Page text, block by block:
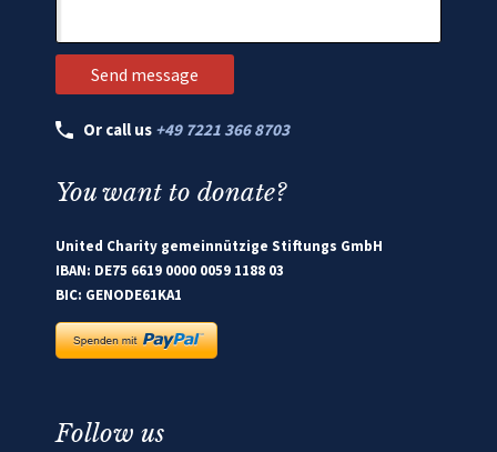
Or call us +49 7221 366 8703
You want to donate?
United Charity gemeinnützige Stiftungs GmbH
IBAN: DE75 6619 0000 0059 1188 03
BIC: GENODE61KA1
Follow us